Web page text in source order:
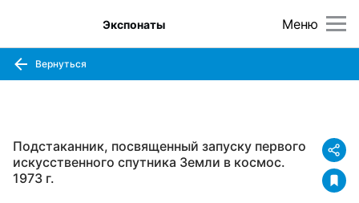
Меню
Экспонаты
Вернуться
Подстаканник, посвященный запуску первого
искусственного спутника Земли в космос.
1973 г.